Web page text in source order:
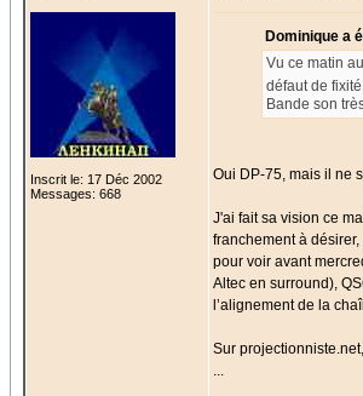
Inscrit le: 17 Déc 2002
Messages: 668
Dominique a
Vu ce matin
défaut de
Bande son
Oui DP-75, mais il ne
J'ai fait sa vision ce
franchement à
pour voir avant
Altec en surround),
l’alignement de la
Sur
...